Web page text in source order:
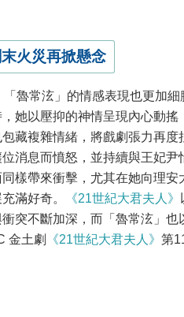
火災再掀懸念
「魯常泫」的情感表現也更加
她以壓抑的神情呈現內心動
藏複雜情緒，將戲劇張力再
消息而憤怒，並持續與王妃尹
樣帶來衝擊，尤其在她向理安
滿好奇。
《21世紀大君夫人》
突不斷加深，而「魯常泫」也
金土劇
《21世紀大君夫人》 第